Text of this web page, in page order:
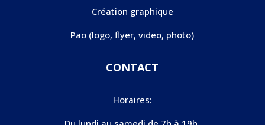
Création graphique
Pao (logo, flyer, video, photo)
CONTACT
Horaires: